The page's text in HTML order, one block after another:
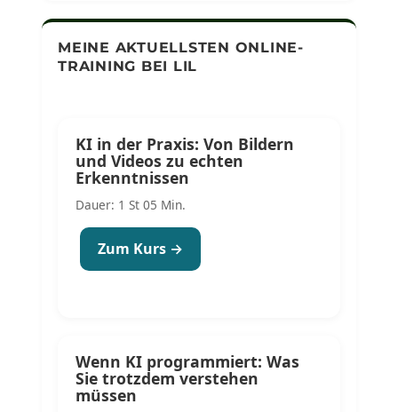
MEINE AKTUELLSTEN ONLINE-
TRAINING BEI LIL
KI in der Praxis: Von Bildern
und Videos zu echten
Erkenntnissen
Dauer: 1 St 05 Min.
Zum Kurs →
Wenn KI programmiert: Was
Sie trotzdem verstehen
müssen